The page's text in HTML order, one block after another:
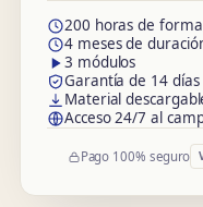
200 horas de
4 meses de
3 módulos
Garantía de 14 días
Material
Acceso 24/7 al
Pago 100% seguro